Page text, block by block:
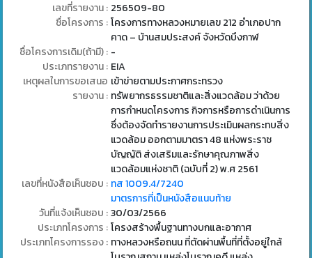
เลขที่รายงาน : 256509-80
ชื่อโครงการ : โครงการทางหลวงหมายเลข 212 อำเภอปาก
คาด – บ้านสมประสงค์ จังหวัดบึงกาฬ
ชื่อโครงการเดิม(ถ้ามี) : -
ประเภทรายงาน : EIA
เหตุผลในการขอเสนอ
รายงาน :
เข้าข่ายตามประกาศกระทรวง
ทรัพยากรธรรมชาติและสิ่งแวดล้อม ว่าด้วย
การกำหนดโครงการ กิจการหรือการดำเนินการ
ซึ่งต้องจัดทำรายงานการประเมินผลกระทบสิ่ง
แวดล้อม ออกตามมาตรา 48 แห่งพระราช
บัญญัติ ส่งเสริมและรักษาคุณภาพสิ่ง
แวดล้อมแห่งชาติ (ฉบับที่ 2) พ.ศ 2561
เลขที่หนังสือเห็นชอบ : ทส 1009.4/7240
มาตรการที่เป็นหนังสือแนบท้าย
วันที่แจ้งเห็นชอบ : 30/03/2566
ประเภทโครงการ : โครงสร้างพื้นฐานทางบกและอากาศ
ประเภทโครงการรอง : ทางหลวงหรือถนน ที่ตัดผ่านพื้นที่ที่ตั้งอยู่ใกล้